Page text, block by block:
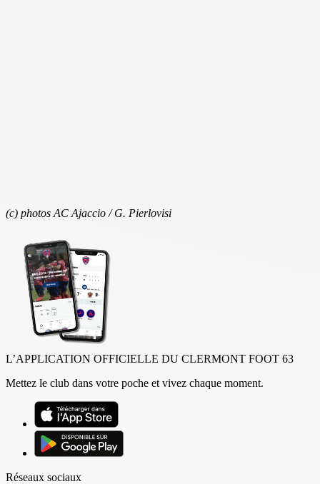
(c) photos AC Ajaccio / G. Pierlovisi
L’APPLICATION OFFICIELLE DU CLERMONT FOOT 63
Mettez le club dans votre poche et vivez chaque moment.
Réseaux sociaux